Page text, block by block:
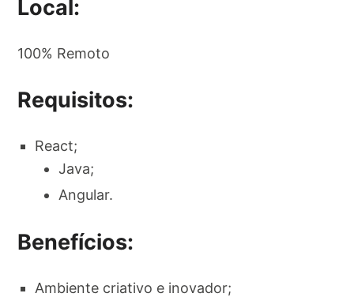
Local:
100% Remoto
Requisitos:
React;
Java;
Angular.
Benefícios:
Ambiente criativo e inovador;